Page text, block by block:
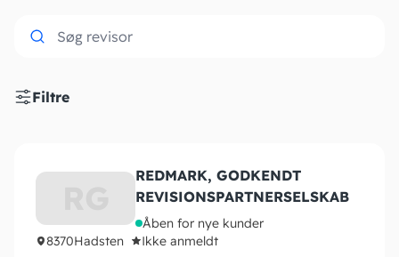
Filtre
REDMARK, GODKENDT
REVISIONSPARTNERSELSKAB
Åben for nye kunder
8370Hadsten
Ikke anmeldt